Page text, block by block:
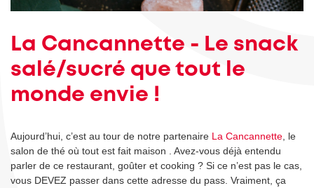
La Cancannette - Le snack
salé/sucré que tout le
monde envie !
Aujourd’hui, c’est au tour de notre partenaire La Cancannette , le
salon de thé où tout est fait maison . Avez-vous déjà entendu
parler de ce restaurant, goûter et cooking ? Si ce n’est pas le cas,
vous DEVEZ passer dans cette adresse du pass. Vraiment, ça